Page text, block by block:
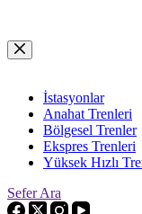
Skip
to
İstasyonlar
Anahat Trenleri
Bölgesel Trenler
Ekspres Trenleri
Yüksek Hızlı
Sefer Ara